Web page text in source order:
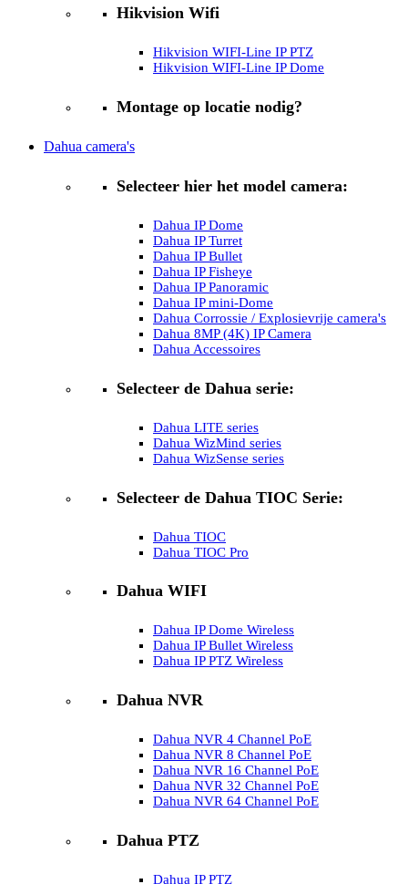
Hikvision Wifi
Hikvision WIFI-Line IP PTZ
Hikvision WIFI-Line IP Dome
Montage op locatie nodig?
Dahua camera's
Selecteer hier het model camera:
Dahua IP Dome
Dahua IP Turret
Dahua IP Bullet
Dahua IP Fisheye
Dahua IP Panoramic
Dahua IP mini-Dome
Dahua Corrossie / Explosievrije camera's
Dahua 8MP (4K) IP Camera
Dahua Accessoires
Selecteer de Dahua serie:
Dahua LITE series
Dahua WizMind series
Dahua WizSense series
Selecteer de Dahua TIOC Serie:
Dahua TIOC
Dahua TIOC Pro
Dahua WIFI
Dahua IP Dome Wireless
Dahua IP Bullet Wireless
Dahua IP PTZ Wireless
Dahua NVR
Dahua NVR 4 Channel PoE
Dahua NVR 8 Channel PoE
Dahua NVR 16 Channel PoE
Dahua NVR 32 Channel PoE
Dahua NVR 64 Channel PoE
Dahua PTZ
Dahua IP PTZ